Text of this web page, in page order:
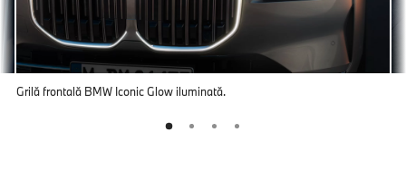
Grilă frontală BMW Iconic Glow iluminată.